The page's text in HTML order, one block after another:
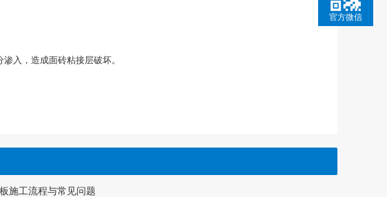
入，造成面砖粘接层破坏。
施工流程与常见问题
官方微信